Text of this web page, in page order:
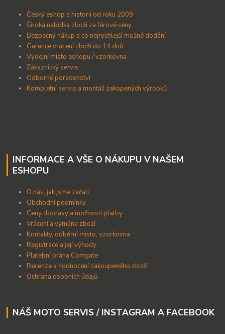
Český eshop s historií od roku 2009
Široká nabídka zboží za férové ceny
Bezpečný nákup a co nejrychlejší možné dodání
Garance vrácení zboží do 14 dnů
Výdejní místo eshopu / vzorkovna
Zákaznický servis
Odborné poradenství
Kompletní servis a montáž zakopených výrobků
INFORMACE A VŠE O NÁKUPU V NAŠEM
ESHOPU
O nás, jak jsme začali
Obchodní podmínky
Ceny dopravy a možnosti platby
Vrácení a výměna zboží
Kontakty, odběrní místo, vzorkovna
Registrace a její výhody
Platební brána Comgate
Recenze a hodnocení zakoupeného zboží
Ochrana osobních údajů
NÁŠ MOTO SERVIS / INSTAGRAM A FACEBOOK